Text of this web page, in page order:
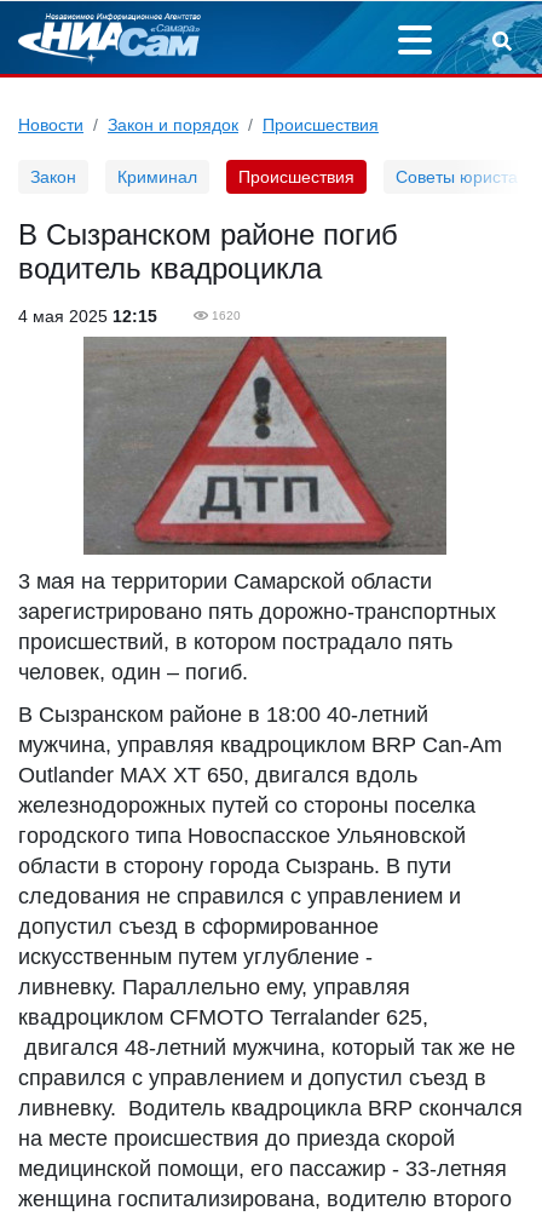
Новости Закон и порядок Происшествия
Закон Криминал Происшествия Советы юриста
В Сызранском районе погиб
водитель квадроцикла
4 мая 2025 12:15 1620
3 мая на территории Самарской области
зарегистрировано пять дорожно-транспортных
происшествий, в котором пострадало пять
человек, один – погиб.
В Сызранском районе в 18:00 40-летний
мужчина, управляя квадроциклом BRP Can-Am
Outlander MAX XT 650, двигался вдоль
железнодорожных путей со стороны поселка
городского типа Новоспасское Ульяновской
области в сторону города Сызрань. В пути
следования не справился с управлением и
допустил съезд в сформированное
искусственным путем углубление -
ливневку. Параллельно ему, управляя
квадроциклом CFMOTO Terralander 625,
двигался 48-летний мужчина, который так же не
справился с управлением и допустил съезд в
ливневку. Водитель квадроцикла BRP скончался
на месте происшествия до приезда скорой
медицинской помощи, его пассажир - 33-летняя
женщина госпитализирована, водителю второго